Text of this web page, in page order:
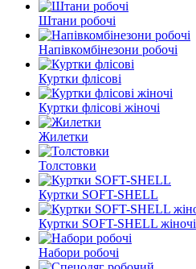
Штани робочі
Напівкомбінезони робочі
Куртки флісові
Куртки флісові жіночі
Жилетки
Толстовки
Куртки SOFT-SHELL
Куртки SOFT-SHELL жіночі
Набори робочі